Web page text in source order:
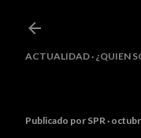
ACTUALIDAD ¿QUIEN
Publicado por SPR